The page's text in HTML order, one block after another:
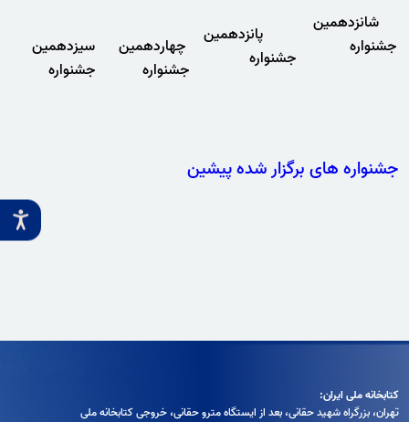
شانزدهمین
جشنواره
پانزدهمین
جشنواره
چهاردهمین
جشنواره
سیزدهمین
جشنواره
جشنواره های برگزار شده پیشین
کتابخانه ملی ایران:
تهران، بزرگراه شهيد حقانی، بعد از ايستگاه مترو حقانی، خروجی كتابخانه ملی